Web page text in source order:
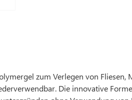
zum Verlegen von
Die innovative